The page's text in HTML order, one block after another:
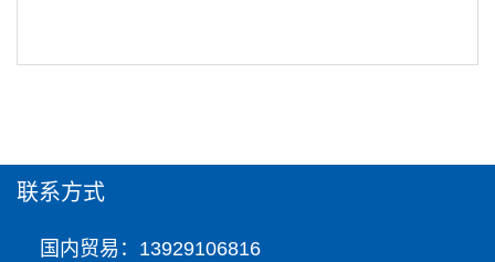
联系方式
国内贸易：13929106816